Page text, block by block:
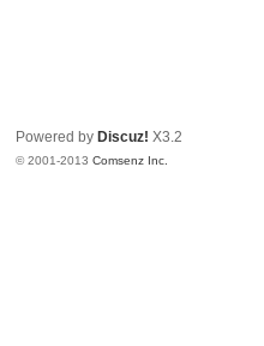
Powered by Discuz! X3.2
© 2001-2013Comsenz Inc.